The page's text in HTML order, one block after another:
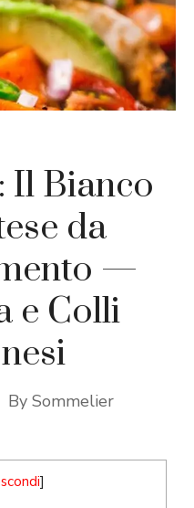
Il Bianco
da
—
e Colli
By Sommelier
]